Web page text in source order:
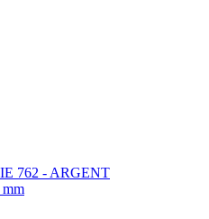
762 - ARGENT
mm